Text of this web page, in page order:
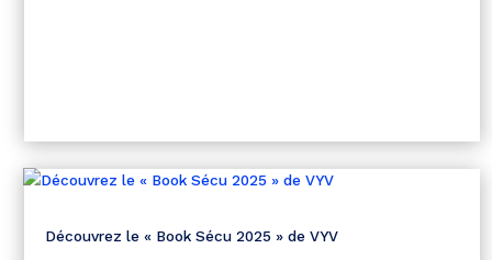
Découvrez le « Book Sécu 2025 » de VYV